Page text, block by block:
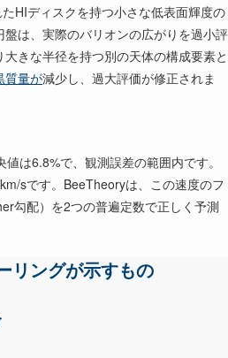
HIディスクを持つ小さな低表面輝度の
は、実際のバリオンの広がりを過小評
きな半径を持つ別の天体の構成要素と
質量が減少し、過大評価が修正されま
は6.8%で、観測誤差の範囲内です。
sです。BeeTheoryは、この速度のフ
勾配）を2つの普遍定数で正しく予測
リングが示すもの